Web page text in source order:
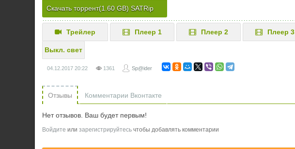
Скачать торрент(1.60 GB) SATRip
Трейлер Плеер 1 Плеер 2 Плеер 3
Выкл. свет
04.12.2017 20:22 1361 Sp@ider
Отзывы Комментарии Вконтакте
Нет отзывов. Ваш будет первым!
Войдите или зарегистрируйтесь чтобы добавлять комментарии